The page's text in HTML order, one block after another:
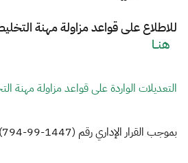
اقتراحات
​​​​​​​​​​للاطلاع على قواعد مزاولة مهنة
هنــا​
التعديلات الواردة على قواعد مزاولة مهنة
بموجب القرار الإداري رقم (1447-99-794) وتاريخ 1447/06/26هـ​​.​